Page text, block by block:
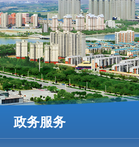
政务服务